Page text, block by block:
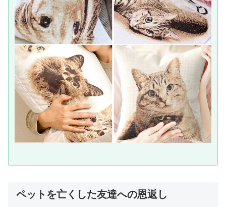
ペットを亡くした友達への恩返し